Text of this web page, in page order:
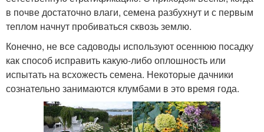
в почве достаточно влаги, семена разбухнут и с первым
теплом начнут пробиваться сквозь землю.
Конечно, не все садоводы используют осеннюю посадку
как способ исправить какую-либо оплошность или
испытать на всхожесть семена. Некоторые дачники
сознательно занимаются клумбами в это время года.